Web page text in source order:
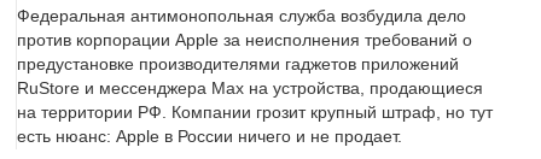
Федеральная антимонопольная служба возбудила дело
против корпорации Apple за неисполнения требований о
предустановке производителями гаджетов приложений
RuStore и мессенджера Max на устройства, продающиеся
на территории РФ. Компании грозит крупный штраф, но тут
есть нюанс: Apple в России ничего и не продает.